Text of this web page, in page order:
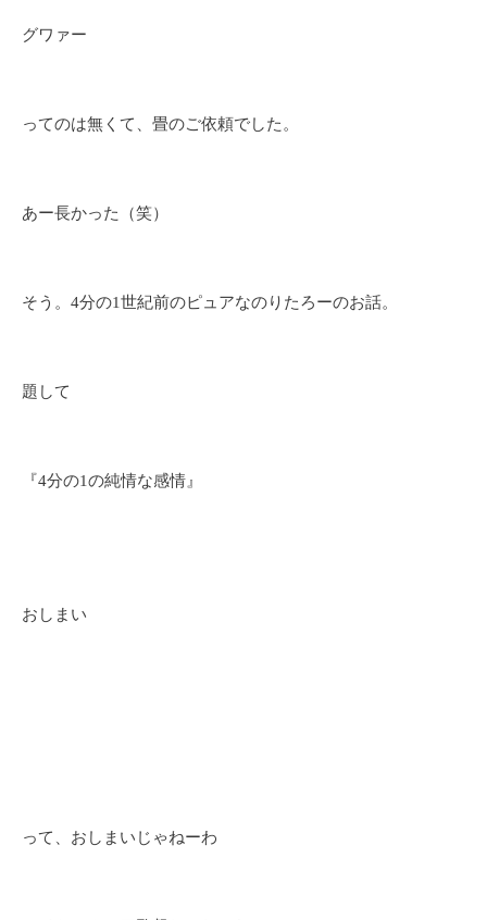
グワァー
ってのは無くて、畳のご依頼でした。
あー長かった（笑）
そう。4分の1世紀前のピュアなのりたろーのお話。
題して
『4分の1の純情な感情』
おしまい
って、おしまいじゃねーわ